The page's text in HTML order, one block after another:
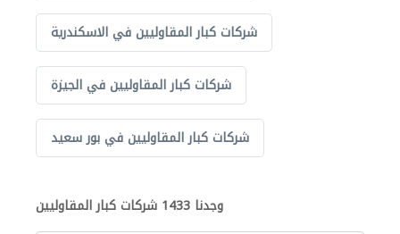
شركات كبار المقاوليين في الاسكندرية
شركات كبار المقاوليين في الجيزة
شركات كبار المقاوليين في بور سعيد
وجدنا 1433 شركات كبار المقاوليين